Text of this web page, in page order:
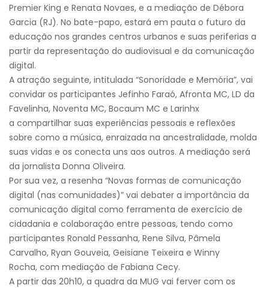
Premier King e Renata Novaes, e a mediação de Débora
Garcia (RJ). No bate-papo, estará em pauta o futuro da
educação nos grandes centros urbanos e suas periferias a
partir da representação do audiovisual e da comunicação
digital.
A atração seguinte, intitulada “Sonoridade e Memória”, vai
convidar os participantes Jefinho Faraó, Afronta MC, LD da
Favelinha, Noventa MC, Bocaum MC e Larinhx
a compartilhar suas experiências pessoais e reflexões
sobre como a música, enraizada na ancestralidade, molda
suas vidas e os conecta uns aos outros. A mediação será
da jornalista Donna Oliveira.
Por sua vez, a resenha “Novas formas de comunicação
digital (nas comunidades)” vai debater a importância da
comunicação digital como ferramenta de exercício de
cidadania e colaboração entre pessoas, tendo como
participantes Ronald Pessanha, Rene Silva, Pâmela
Carvalho, Ryan Gouveia, Geisiane Teixeira e Winny
Rocha, com mediação de Fabiana Cecy.
A partir das 20h10, a quadra da MUG vai ferver com os